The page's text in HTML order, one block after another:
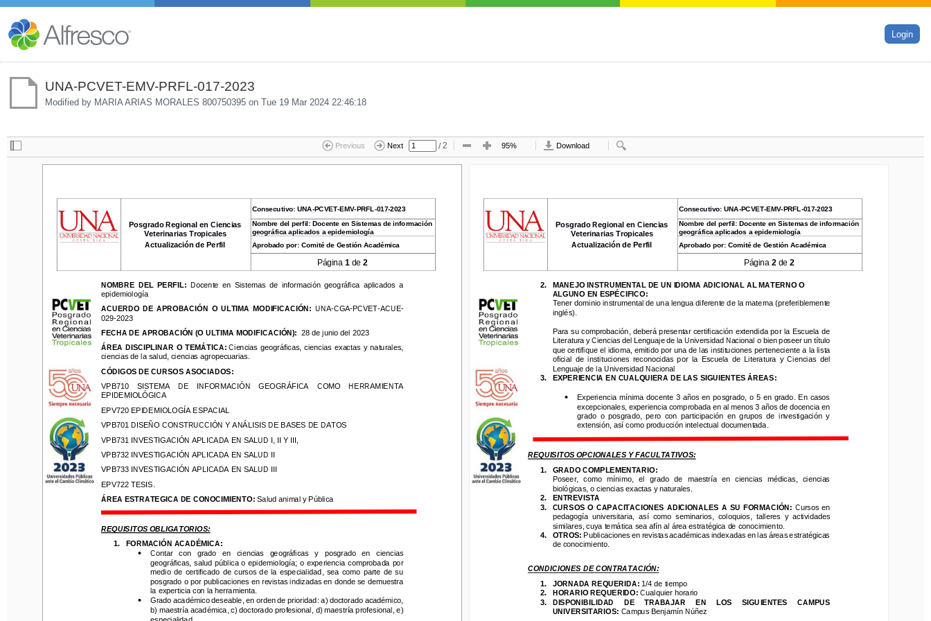
Login
UNA-PCVET-EMV-PRFL-017-2023
Modified by MARIA ARIAS MORALES 800750395 on Tue 19 Mar 2024 22:46:18
Previous Next / 2 95% Download
Posgrado Regional en Ciencias
Veterinarias Tropicales
Actualización de Perfil
Consecutivo: UNA-PCVET-EMV-PRFL-017 -2023
Nombre del perfil: Docente en Sistemas de información
geográfica aplicados a epidemiología
Aprobado por:
Comité de Gestión Académica
Página 1 de 2
NOMBRE  DEL  PERFIL:
Docente  en  Sistemas  de  información  geográfica  aplicados  a
epidemiología
ACUERDO  DE  APROBACIÓN  O  ULTIMA  MODIFICACIÓN:
029-2023
APROBACIÓN (O ULTIMA MODIFICACIÓN):
ÁREA  DISCIPLINAR  O  TEMÁTICA:
ciencias de la salud, ciencias agropecuarias.
EPIDEMIOLÓGICA
VPB732 INV ESTIGACIÓN APLICADA EN SALUD II
VPB733 INVESTIGACIÓN APLICADA EN SALUD III
EPV722 TESIS.
ÁREA ESTRATEGICA DE CONOCIMIENT
REQUISITOS OBLIGATORIOS:
1.
FORMACIÓN ACADÉMICA:
•
Contar   con grado   en   ciencias   geográficas   y
geográficas,  salud
pública o  epidemiología;  o  experiencia comprobada  por
medio  de  certificado  de  cursos  de  la  especialidad,  sea  como  parte  de  su
posgrado o por publicaciones en revistas indizadas en donde se demuestra
la experticia con la herramienta.
Grado académico deseable, en orden de prioridad: a) doctorado académico,
b) maestría académica, c) doctorado profesional, d) maestría profesional, e)
especialidad.
Posgrado Regional en Ciencias
Veterinarias Tropicales
Actualización de Perfil
Consecutivo: UNA-PCVET-EMV-PRFL-017-2023
Nombre del perfil: Docente en Sistemas de información
geográfica aplicados a epidemiología
Aprobado por: Comité de Gestión Académica
Página 1 de 2
NOMBRE  DEL  PERFIL: Docente  en  Sistemas  de  información  geográfica  aplicados  a
epidemiología
ACUERDO  DE  APROBACIÓN  O  ULTIMA  MODIFICACIÓN: UNA-CGA-PCVET-ACUE-
029-2023
FECHA DE APROBACIÓN (O ULTIMA MODIFICACIÓN):
28 de junio del 2023
ÁREA  DISCIPLINAR  O  TEMÁTICA: Ciencias  geográficas,  ciencias  exactas  y  naturales,
ciencias de la salud, ciencias agropecuarias.
CÓDIGOS DE CURSOS ASOCIADOS:
VPB710
SISTEMA    DE    INFORMACIÓN    GEOGRÁFICA
COMO    HERRAMIENTA
EPIDEMIOLÓGICA
EPV720 EPIDEMIOLOGÍA ESPACIAL
VPB701 DISEÑO CONSTRUCCIÓN Y ANÁLISIS DE BASES DE DATOS
VPB731 INVESTIGACIÓN APLICADA EN SALUD I, II Y III,
VPB732 INVESTIGACIÓN APLICADA EN SALUD II
VPB733 INVESTIGACIÓN APLICADA EN SALUD III
EPV722 TESIS.
ÁREA ESTRATEGICA DE CONOCIMIENTO: Salud animal y Pública
REQUISITOS OBLIGATORIOS:
1.
FO R MACIÓN ACADÉMICA:
•
Contar   con grado   en   ciencias   geográficas   y
posgrado   en   ciencias
geográficas,  salud pública o  epidemiología;  o  experiencia comprobada  por
medio  de  certificado  de  cursos  de  la  especialidad,  sea  como  parte  de  su
posgrado o por publicaciones en revistas indizadas en donde se demuestra
la experticia con la herramienta.
•
Grado académico deseable, en orden de prioridad: a) doctorado académico,
b) maestría académica, c) doctorado profesional, d) maestría profesional, e)
Posgrado Regional en Ciencias
Veterinarias Tropicales
Actualización de Perfil
Consecutivo: UNA-PCVET-EMV-PRFL-017 -2023
Nombre del perfil: Docente en Sistemas de información
geográfica aplicados a epidemiología
Aprobado por:
Comité de Gestión Académica
Página 2 de 2
2.
MANEJO INSTRUMENTAL DE UN IDIOMA ADICIONAL AL MATERNO O
ALGUNO EN ESPÉCIFICO:
Tener dominio instrumental de una lengua diferente de la materna
(preferiblemente
inglés)
Literatura y Ciencias del Lenguaje de la Universidad Nacional o bien poseer un título
que certifique el idioma, emitido por una de las instituciones perteneciente a la lista
oficial de  instituciones  reconocidas  por  la Escuela  de  Literatura  y  Ciencias  del
Lenguaje de la Universidad Nacional
EXPERIENCIA EN CUALQUIERA DE LAS SIGUIENTES ÁREAS:
excepcionales, experiencia comprobada en al menos 3 años de docencia en
grado  o  posgrado,  pero  con  participación  en  grupos  de  investigación  y
extensión, así como producción intelectual documentada.
1.
GRADO COMPLEMENTARIO:
Poseer,  como  mínimo,  el  grado  de  maestría  en  ciencias  médicas,  ciencias
biológicas, o ciencias exactas y naturales
ENTREVISTA
3.
CURSOS  O  CAPACITACIONES  ADICIONALES  A  SU  FORMACIÓN:
pedagogía  universitaria,  así  como  seminarios, coloquios,  talleres  y  actividades
similares
cuya temática sea afín al área estratégica de conocimiento.
OTROS:
Publicaciones en revistas académicas indexadas en las áreas estratégicas
de conocimiento.
1.
JORNADA REQUERIDA: 1/4 de tiempo
3.
DISPONIBILIDAD     DE     TRABAJAR     EN     LOS     SIGUIENTES     CAMP
UNIVERSITARIOS: Campus Benjamín Núñez
Posgrado Regional en Ciencias
Veterinarias Tropicales
Actualización de Perfil
Consecutivo: UNA-PCVET-EMV-PRFL-017-2023
Nombre del perfil: Docente en Sistemas de información
geográfica aplicados a epidemiología
Aprobado por: Comité de Gestión Académica
Página 2 de 2
2.
MANEJO INSTRUMENTAL DE UN IDIOMA ADICIONAL AL MATERNO O
ALGUNO EN ESPÉCIFICO:
Tener dominio instrumental de una lengua diferente de la materna (preferiblemente
inglés).
Para su comprobación, deberá presentar certificación extendida por la Escuela de
Literatura y Ciencias del Lenguaje de la Universidad Nacional o bien poseer un título
que certifique el idioma, emitido por una de las instituciones perteneciente a la lista
oficial
de  instituciones  reconocidas  por  la
Escuela  de  Literatura  y  Ciencias  del
Lenguaje de la Universidad Nacional
3.
EXPERIENCIA EN CUALQUIERA DE LAS SIGUIENTES ÁREAS:
•
Experiencia  mínima docente 3  años en posgrado,  o  5  en  grado.  En casos
excepcionales, experiencia comprobada en al menos 3 años de docencia en
grado  o  posgrado,  pero  con  participación  en  grupos  de  investigación  y
extensión, así como producción intelectual documentada.
REQUISITOS OPCIONALES Y FACULTATIVOS:
1.
GRADO COMPLEMENTARIO:
Poseer,  como  mínimo,  el  grado  de  maestría  en  ciencias  médicas,  ciencias
biológicas, o ciencias exactas y naturales.
2.
ENTREVISTA
3.
CURSOS  O  CAPACITACIONES  ADICIONALES  A  SU  FORMACIÓN:
Cursos  en
pedagogía  universitaria,  así  como  seminarios, coloquios,  talleres  y  actividades
similares, cuya temática sea afín al área estratégica de conocimiento.
4.
OTROS: Publicaciones en revistas académicas indexadas en las áreas estratégicas
de conocimiento.
CONDICIONES DE CONTRATACIÓN:
1.
JORNADA REQUERIDA: 1/4 de tiempo
2.
HORARIO REQUERIDO: Cualquier horario
3.
DISPONIBILIDAD     DE     TRABAJAR     EN     LOS     SIGUIENTES     CAMPUS
UNIVERSITARIOS: Campus Benjamín Núñez